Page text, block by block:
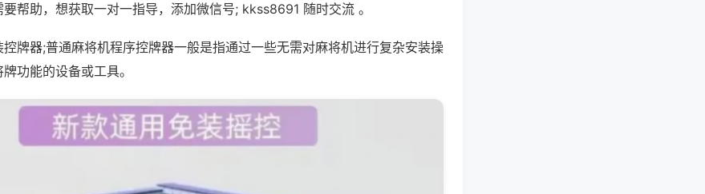
帮助，想获取一对一指导，添加微信号; kkss8691 随时交流 。
牌器;普通麻将机程序控牌器一般是指通过一些无需对麻将机进行复杂安装操
功能的设备或工具。